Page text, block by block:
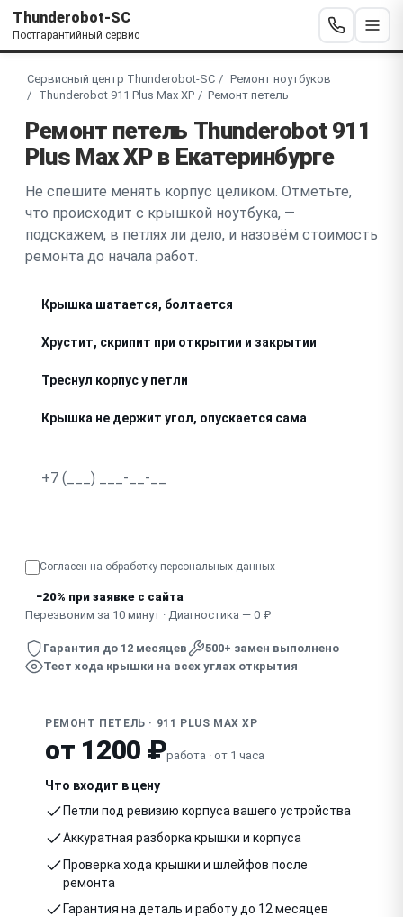
Thunderobot-SC
Постгарантийный сервис
Сервисный центр Thunderobot-SC
Ремонт ноутбуков
Thunderobot 911 Plus Max XP
Ремонт петель
Ремонт петель Thunderobot 911
Plus Max XP в Екатеринбурге
Не спешите менять корпус целиком. Отметьте,
что происходит с крышкой ноутбука, —
подскажем, в петлях ли дело, и назовём стоимость
ремонта до начала работ.
Крышка шатается, болтается
Хрустит, скрипит при открытии и закрытии
Треснул корпус у петли
Крышка не держит угол, опускается сама
Согласен на обработку персональных данных
−20% при заявке с сайта
Перезвоним за 10 минут · Диагностика — 0 ₽
Гарантия до 12 месяцев
500+ замен выполнено
Тест хода крышки на всех углах открытия
РЕМОНТ ПЕТЕЛЬ · 911 PLUS MAX XP
от 1200 ₽работа · от 1 часа
Что входит в цену
Петли под ревизию корпуса вашего устройства
Аккуратная разборка крышки и корпуса
Проверка хода крышки и шлейфов после
ремонта
Гарантия на деталь и работу до 12 месяцев